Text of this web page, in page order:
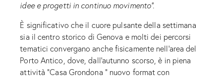
idee e progetti in continuo movimento”.
È significativo che il cuore pulsante della settimana
sia il centro storico di Genova e molti dei percorsi
tematici convergano anche fisicamente nell’area del
Porto Antico, dove, dall’autunno scorso, è in piena
attività “Casa Grondona “ nuovo format con